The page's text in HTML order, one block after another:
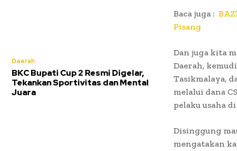
Daerah
BKC Bupati Cup 2 Resmi Digelar,
Tekankan Sportivitas dan Mental
Juara
Baca juga :
Pisang
Dan juga kita
Daerah,
Tasikmalaya,
melalui dana
pelaku usaha
Disinggung
mengatakan